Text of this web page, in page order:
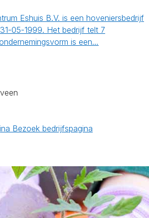
Eshuis B.V. is een hoveniersbedrijf
05-1999. Het bedrijf telt 7
is een…
Bezoek bedrijfspagina